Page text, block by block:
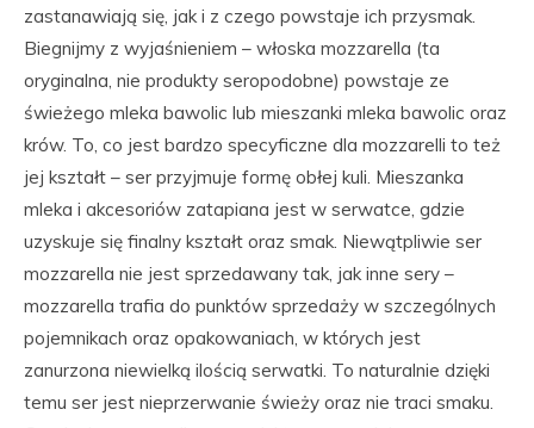
zastanawiają się, jak i z czego powstaje ich przysmak.
Biegnijmy z wyjaśnieniem – włoska mozzarella (ta
oryginalna, nie produkty seropodobne) powstaje ze
świeżego mleka bawolic lub mieszanki mleka bawolic oraz
krów. To, co jest bardzo specyficzne dla mozzarelli to też
jej kształt – ser przyjmuje formę obłej kuli. Mieszanka
mleka i akcesoriów zatapiana jest w serwatce, gdzie
uzyskuje się finalny kształt oraz smak. Niewątpliwie ser
mozzarella nie jest sprzedawany tak, jak inne sery –
mozzarella trafia do punktów sprzedaży w szczególnych
pojemnikach oraz opakowaniach, w których jest
zanurzona niewielką ilością serwatki. To naturalnie dzięki
temu ser jest nieprzerwanie świeży oraz nie traci smaku.